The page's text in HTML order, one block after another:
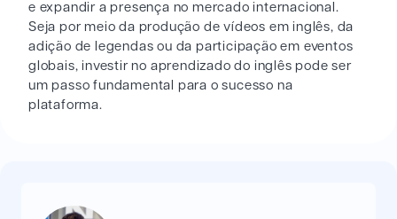
e expandir a presença no mercado internacional.
Seja por meio da produção de vídeos em inglês, da
adição de legendas ou da participação em eventos
globais, investir no aprendizado do inglês pode ser
um passo fundamental para o sucesso na
plataforma.